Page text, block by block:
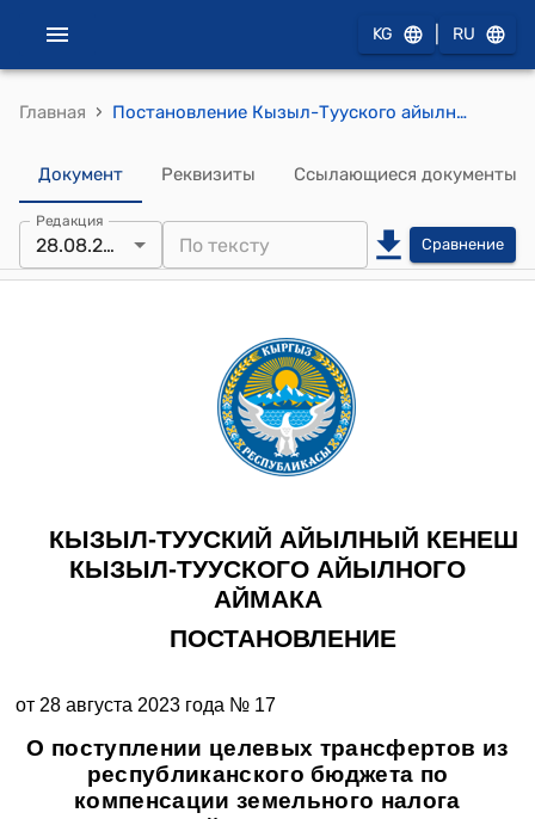
KG RU
Главная › Постановление Кызыл-Тууского айылного кенеша Кызыл-Тууского айылного аймака от 28 августа 2023 года № 17 "О поступлении целевых трансфертов из республиканского бюджета по компенсации земельного налога сельскохозяйственного назначения"
Документ Реквизиты Ссылающиеся документы
Редакция
28.08.2023 Сравнение